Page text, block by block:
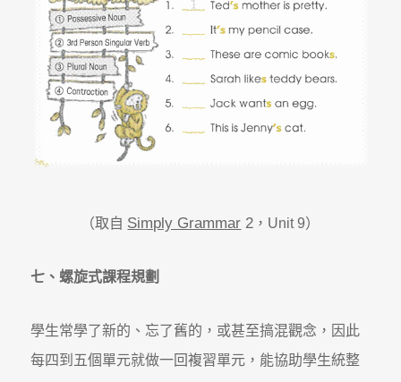
（取自 Simply Grammar 2 ，Unit 9）
七、螺旋式課程規劃
學生常學了新的、忘了舊的，或甚至搞混觀念，因此
每四到五個單元就做一回複習單元，能協助學生統整